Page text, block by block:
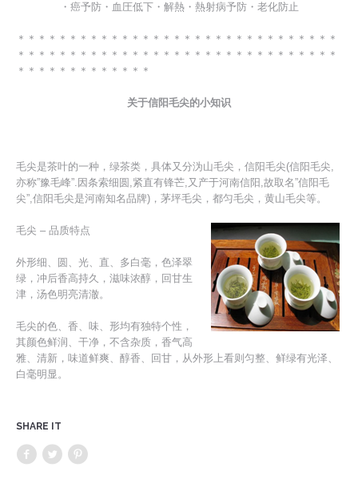
・癌予防・血圧低下・解熱・熱射病予防・老化防止
＊＊＊＊＊＊＊＊＊＊＊＊＊＊＊＊＊＊＊＊＊＊＊＊＊＊＊＊＊＊＊
＊＊＊＊＊＊＊＊＊＊＊＊＊＊＊＊＊＊＊＊＊＊＊＊＊＊＊＊＊＊＊
＊＊＊＊＊＊＊＊＊＊＊＊＊
关于信阳毛尖的小知识
毛尖是茶叶的一种，绿茶类，具体又分沩山毛尖，信阳毛尖(信阳毛尖,
亦称”豫毛峰”.因条索细圆,紧直有锋芒,又产于河南信阳,故取名”信阳毛
尖”,信阳毛尖是河南知名品牌)，茅坪毛尖，都匀毛尖，黄山毛尖等。
毛尖 – 品质特点
外形细、圆、光、直、多白毫，色泽翠
绿，冲后香高持久，滋味浓醇，回甘生
津，汤色明亮清澈。
毛尖的色、香、味、形均有独特个性，
其颜色鲜润、干净，不含杂质，香气高
雅、清新，味道鲜爽、醇香、回甘，从外形上看则匀整、鲜绿有光泽、
白毫明显。
SHARE IT